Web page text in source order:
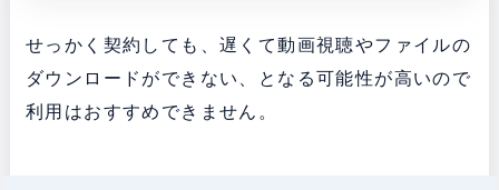
せっかく契約しても、遅くて動画視聴やファイルの
ダウンロードができない、となる可能性が高いので
利用はおすすめできません。